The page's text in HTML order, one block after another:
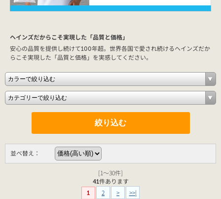
ヘインズだからこそ実現した「品質と価格」
安心の品質を提供し続けて100年超。世界各国で愛され続けるヘインズだか
らこそ実現した「品質と価格」を実感してください。
並べ替え：
[1～30件]
41件あります
1
2 > >>|